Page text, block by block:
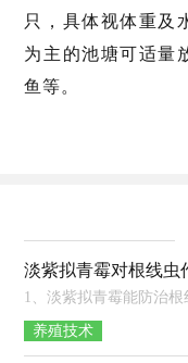
只，具体视体重及
为主的池塘可适量
鱼等。
养殖技术